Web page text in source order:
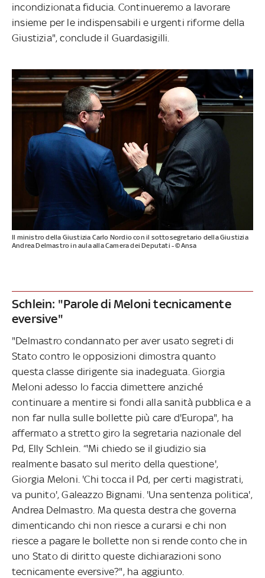
incondizionata fiducia. Continueremo a lavorare
insieme per le indispensabili e urgenti riforme della
Giustizia", conclude il Guardasigilli.
Il ministro della Giustizia Carlo Nordio con il sottosegretario della Giustizia
Andrea Delmastro in aula alla Camera dei Deputati - ©Ansa
Schlein: "Parole di Meloni tecnicamente
eversive"
"Delmastro condannato per aver usato segreti di
Stato contro le opposizioni dimostra quanto
questa classe dirigente sia inadeguata. Giorgia
Meloni adesso lo faccia dimettere anziché
continuare a mentire si fondi alla sanità pubblica e a
non far nulla sulle bollette più care d'Europa", ha
affermato a stretto giro la segretaria nazionale del
Pd, Elly Schlein. “'Mi chiedo se il giudizio sia
realmente basato sul merito della questione',
Giorgia Meloni. 'Chi tocca il Pd, per certi magistrati,
va punito', Galeazzo Bignami. 'Una sentenza politica',
Andrea Delmastro. Ma questa destra che governa
dimenticando chi non riesce a curarsi e chi non
riesce a pagare le bollette non si rende conto che in
uno Stato di diritto queste dichiarazioni sono
tecnicamente eversive?", ha aggiunto.